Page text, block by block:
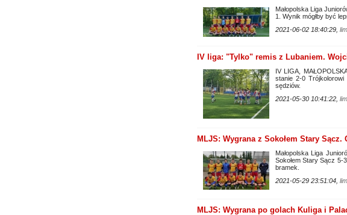
Małopolska Liga
1. Wynik mógłby być
2021-06-02 18:40:29,
IV liga: "Tylko" remis z Lubaniem.
IV LIGA,
stanie 2-0 Trójkolorowi
sędziów.
2021-05-30 10:41:22,
MLJS: Wygrana z Sokołem Stary Sącz.
Małopolska Liga
Sokołem Stary Sącz
bramek.
2021-05-29 23:51:04,
MLJS: Wygrana po golach Kuliga i